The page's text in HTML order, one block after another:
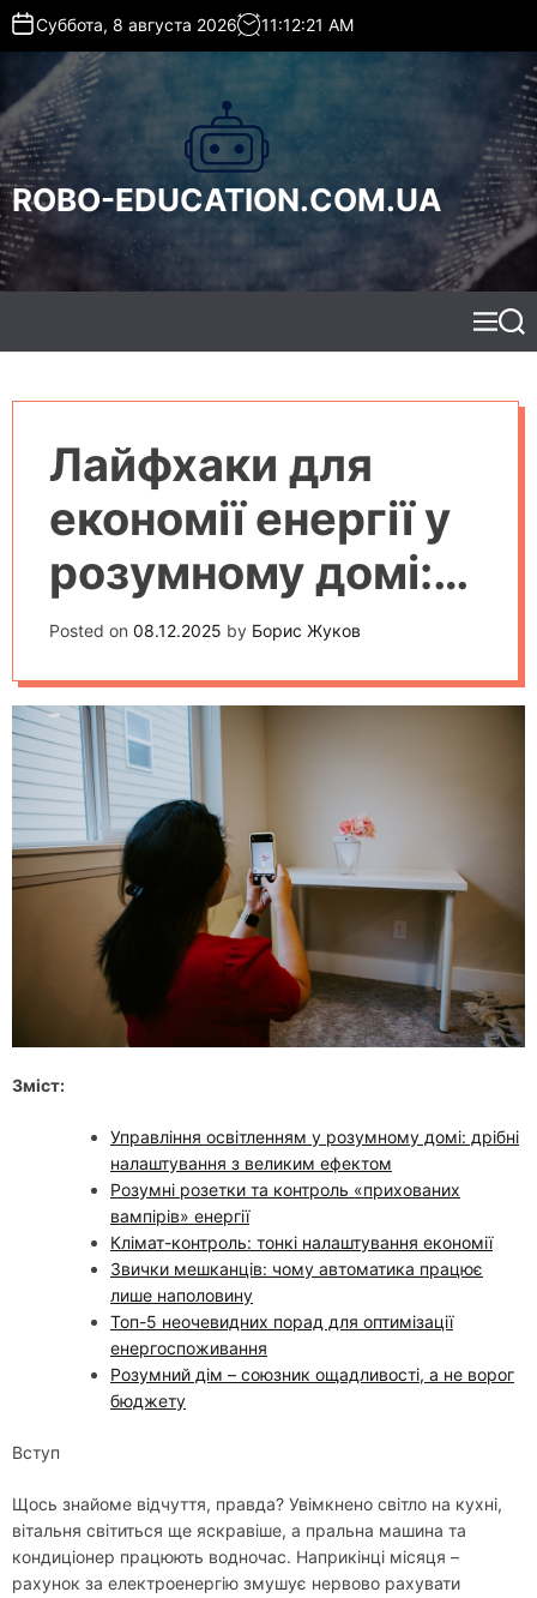
t
o
c
o
n
t
e
Суббота, 8 августа 2026 11:12:21 AM
ROBO-EDUCATION.COM.UA
M
e
S
e
Лайфхаки для
економії енергії у
розумному домі:
досвід
користувачів та
експертів
Posted on 08.12.2025 by Борис Жуков
Зміст:
Управління освітленням у розумному домі: дрібні
налаштування з великим ефектом
Розумні розетки та контроль «прихованих
вампірів» енергії
Клімат-контроль: тонкі налаштування економії
Звички мешканців: чому автоматика працює
лише наполовину
Топ-5 неочевидних порад для оптимізації
енергоспоживання
Розумний дім – союзник ощадливості, а не ворог
бюджету
Вступ
Щось знайоме відчуття, правда? Увімкнено світло на кухні,
вітальня світиться ще яскравіше, а пральна машина та
кондиціонер працюють водночас. Наприкінці місяця –
рахунок за електроенергію змушує нервово рахувати